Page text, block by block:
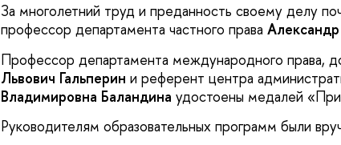
За многолетний труд и преданность своему делу
профессор департамента частного права
Профессор департамента международного права,
Львович Гальперин и референт центра
Владимировна Баландина удостоены медалей
Руководителям образовательных программ были